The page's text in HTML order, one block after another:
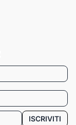
ISCRIVITI